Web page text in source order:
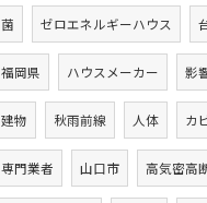
菌 ゼロエネルギーハウス
福岡県 ハウスメーカー 影
建物 秋雨前線 人体 カ
専門業者 山口市 高気密高